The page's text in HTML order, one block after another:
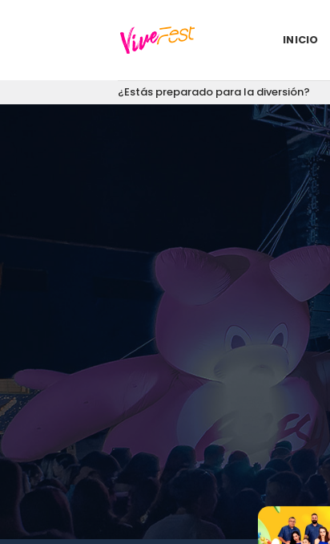
INICIO
¿Estás preparado para la diversión?